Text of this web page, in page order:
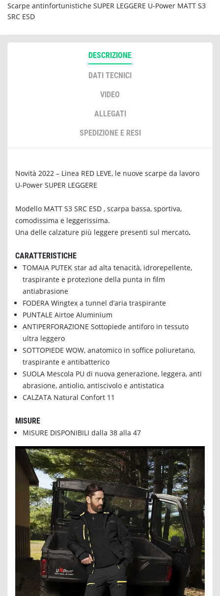
Scarpe antinfortunistiche SUPER LEGGERE U-Power MATT S3
SRC ESD
DESCRIZIONE
DATI TECNICI
VIDEO
ALLEGATI
SPEDIZIONE E RESI
Novità 2022 – Linea RED LEVE, le nuove scarpe da lavoro
U-Power SUPER LEGGERE
Modello MATT S3 SRC ESD , scarpa bassa, sportiva,
comodissima e leggerissima.
Una delle calzature più leggere presenti sul mercato.
CARATTERISTICHE
TOMAIA PUTEK star ad alta tenacità, idrorepellente,
traspirante e protezione della punta in film
antiabrasione
FODERA Wingtex a tunnel d’aria traspirante
PUNTALE Airtoe Aluminium
ANTIPERFORAZIONE Sottopiede antiforo in tessuto
ultra leggero
SOTTOPIEDE WOW, anatomico in soffice poliuretano,
traspirante e antibatterico
SUOLA Mescola PU di nuova generazione, leggera, anti
abrasione, antiolio, antiscivolo e antistatica
CALZATA Natural Confort 11
MISURE
MISURE DISPONIBILI dalla 38 alla 47